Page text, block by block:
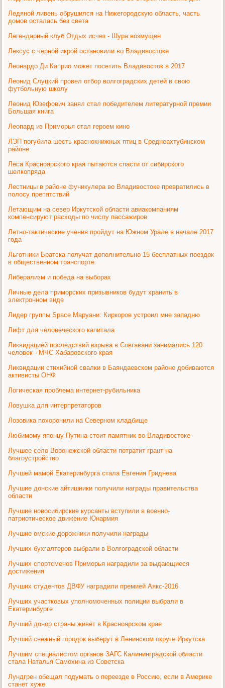
Ледяной ливень обрушился на Нижегородскую область, часть
домов осталась без света
Легендарный клуб Отдых исчез - Шура возмущен
Лексус с черной икрой остановили во Владивостоке
Леонардо Ди Каприо может посетить Владивосток в 2017
Леонид Слуцкий провел отбор волгоградских детей в свою
футбольную школу
Леонид Юзефович занял стал победителем литературной премии
Большая книга
Леопард из Приморья стал героем кино
ЛЭП погубила шесть краснокнижных птиц в Среднеахтубинском
районе
Леса Красноярского края пытаются спасти от сибирского
шелкопряда
Лестницы в районе фуникулера во Владивостоке превратились в
полосу препятствий
Летающим на север Иркутской области авиакомпаниям
компенсируют расходы по числу пассажиров
Летно-тактические учения пройдут на Южном Урале в начале 2017
года
Льготники Братска получат дополнительно 15 бесплатных поездок
в общественном транспорте
Либерализм и победа на выборах
Личные дела приморских призывников будут хранить в
электронном виде
Лидер группы Space Маруани: Киркоров устроил мне западню
Лифт для человеческого капитала
Ликвидацией последствий взрыва в Совгавани занимались 120
человек - МЧС Хабаровского края
Ликвидации стихийной свалки в Баяндаевском районе добиваются
активисты ОНФ
Логическая проблема интернет-рубильника
Ловушка для интерпретаторов
Лозовика похоронили на Северном кладбище
Любимому японцу Путина стоит памятник во Владивостоке
Лучшее село Воронежской области потратит грант на
благоустройство
Лучшей мамой Екатеринбурга стала Евгения Гриднева
Лучшие донские айтишники получили награды правительства
области
Лучшие новосибирские курсанты вступили в военно-
патриотическое движение Юнармия
Лучшие омские дорожники получили награды
Лучших бухгалтеров выбрали в Волгоградской области
Лучших спортсменов Приморья наградили за выдающиеся
достижения
Лучших студентов ДВФУ наградили премией Аякс-2016
Лучших участковых уполномоченных полиции выбрали в
Екатеринбурге
Лучший донор страны живёт в Красноярском крае
Лучший снежный городок выберут в Ленинском округе Иркутска
Лучшим специалистом органов ЗАГС Калининградской области
стала Наталья Самохина из Советска
Лундгрен обещал подумать о переезде в Россию, если в Америке
станет хуже